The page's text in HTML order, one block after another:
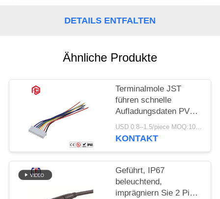
DETAILS ENTFALTEN
Ähnliche Produkte
Terminalmole JST
führen schnelle
Aufladungsdaten PVCs
verkabeln
kundenspezifischen
USD 0.8--1.5/piece MOQ:100 Stücke
KONTAKT
Geführt, IP67
beleuchtend,
imprägniern Sie 2 Pin